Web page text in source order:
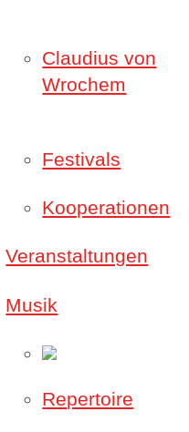
Claudius von
Wrochem
Festivals
Kooperationen
Veranstaltungen
Musik
Repertoire